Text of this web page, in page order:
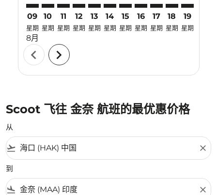
09
星期
8月
10
星期
11
星期
12
星期
13
星期
14
星期
15
星期
16
星期
17
星期
18
星期
19
星期
chevron_left chevron_right
Scoot 飞往 金奈 航班的最优惠价格
从
flight_takeoff close
到
flight_land close